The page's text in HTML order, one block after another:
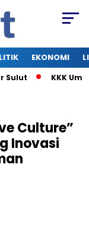
EKONOMI
KKK
Culture”
Inovasi